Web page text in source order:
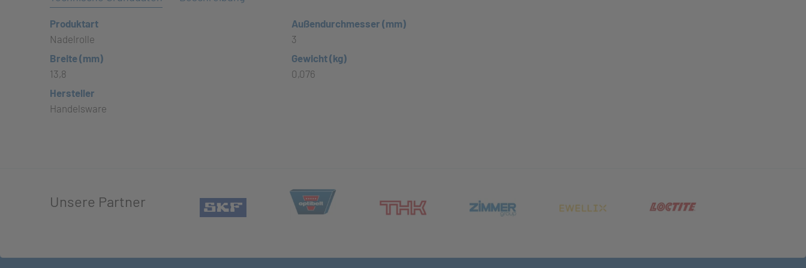
Produktart
Nadelrolle
Außendurchmesser (mm)
3
Breite (mm)
13,8
Gewicht (kg)
0,076
Hersteller
Handelsware
Unsere Partner (öffnet in neuem Tab)
(öffnet in neuem Tab)(öffnet in neuem Tab)(öffnet in neuem Tab)(öffnet in neuem Tab)